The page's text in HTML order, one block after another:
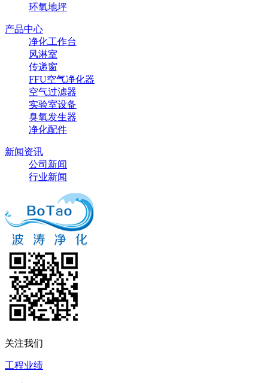
环氧地坪
产品中心
净化工作台
风淋室
传递窗
FFU空气净化器
空气过滤器
实验室设备
臭氧发生器
净化配件
新闻资讯
公司新闻
行业新闻
关注我们
工程业绩